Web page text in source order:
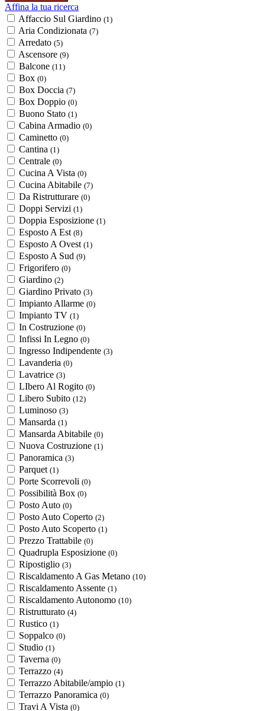
Affina la tua ricerca
Affaccio Sul Giardino (1)
Aria Condizionata (7)
Arredato (5)
Ascensore (9)
Balcone (11)
Box (0)
Box Doccia (7)
Box Doppio (0)
Buono Stato (1)
Cabina Armadio (0)
Caminetto (0)
Cantina (1)
Centrale (0)
Cucina A Vista (0)
Cucina Abitabile (7)
Da Ristrutturare (0)
Doppi Servizi (1)
Doppia Esposizione (1)
Esposto A Est (8)
Esposto A Ovest (1)
Esposto A Sud (9)
Frigorifero (0)
Giardino (2)
Giardino Privato (3)
Impianto Allarme (0)
Impianto TV (1)
In Costruzione (0)
Infissi In Legno (0)
Ingresso Indipendente (3)
Lavanderia (0)
Lavatrice (3)
LIbero Al Rogito (0)
Libero Subito (12)
Luminoso (3)
Mansarda (1)
Mansarda Abitabile (0)
Nuova Costruzione (1)
Panoramica (3)
Parquet (1)
Porte Scorrevoli (0)
Possibilità Box (0)
Posto Auto (0)
Posto Auto Coperto (2)
Posto Auto Scoperto (1)
Prezzo Trattabile (0)
Quadrupla Esposizione (0)
Ripostiglio (3)
Riscaldamento A Gas Metano (10)
Riscaldamento Assente (1)
Riscaldamento Autonomo (10)
Ristrutturato (4)
Rustico (1)
Soppalco (0)
Studio (1)
Taverna (0)
Terrazzo (4)
Terrazzo Abitabile/ampio (1)
Terrazzo Panoramica (0)
Travi A Vista (0)